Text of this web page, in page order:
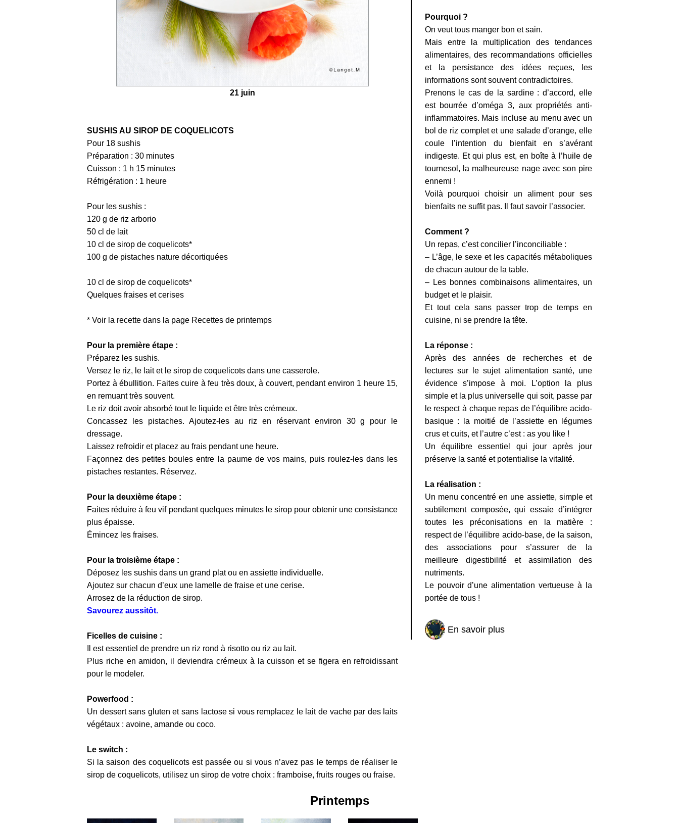
21 juin
SUSHIS AU SIROP DE COQUELICOTS
Pour 18 sushis
Préparation : 30 minutes
Cuisson : 1 h 15 minutes
Réfrigération : 1 heure
Pour les sushis :
120 g de riz arborio
50 cl de lait
10 cl de sirop de coquelicots*
100 g de pistaches nature décortiquées
10 cl de sirop de coquelicots*
Quelques fraises et cerises
* Voir la recette dans la page Recettes de printemps
Pour la première étape :
Préparez les sushis.
Versez le riz, le lait et le sirop de coquelicots dans une casserole.
Portez à ébullition. Faites cuire à feu très doux, à couvert, pendant environ 1 heure 15,
en remuant très souvent.
Le riz doit avoir absorbé tout le liquide et être très crémeux.
Concassez les pistaches. Ajoutez-les au riz en réservant environ 30 g pour le
dressage.
Laissez refroidir et placez au frais pendant une heure.
Façonnez des petites boules entre la paume de vos mains, puis roulez-les dans les
pistaches restantes. Réservez.
Pour la deuxième étape :
Faites réduire à feu vif pendant quelques minutes le sirop pour obtenir une consistance
plus épaisse.
Émincez les fraises.
Pour la troisième étape :
Déposez les sushis dans un grand plat ou en assiette individuelle.
Ajoutez sur chacun d’eux une lamelle de fraise et une cerise.
Arrosez de la réduction de sirop.
Savourez aussitôt.
Ficelles de cuisine :
Il est essentiel de prendre un riz rond à risotto ou riz au lait.
Plus riche en amidon, il deviendra crémeux à la cuisson et se figera en refroidissant
pour le modeler.
Powerfood :
Un dessert sans gluten et sans lactose si vous remplacez le lait de vache par des laits
végétaux : avoine, amande ou coco.
Le switch :
Si la saison des coquelicots est passée ou si vous n’avez pas le temps de réaliser le
sirop de coquelicots, utilisez un sirop de votre choix : framboise, fruits rouges ou fraise.
Pourquoi ?
On veut tous manger bon et sain.
Mais entre la multiplication des tendances
alimentaires, des recommandations officielles
et la persistance des idées reçues, les
informations sont souvent contradictoires.
Prenons le cas de la sardine : d’accord, elle
est bourrée d’oméga 3, aux propriétés anti-
inflammatoires. Mais incluse au menu avec un
bol de riz complet et une salade d’orange, elle
coule l’intention du bienfait en s’avérant
indigeste. Et qui plus est, en boîte à l’huile de
tournesol, la malheureuse nage avec son pire
ennemi !
Voilà pourquoi choisir un aliment pour ses
bienfaits ne suffit pas. Il faut savoir l’associer.
Comment ?
Un repas, c’est concilier l’inconciliable :
– L’âge, le sexe et les capacités métaboliques
de chacun autour de la table.
– Les bonnes combinaisons alimentaires, un
budget et le plaisir.
Et tout cela sans passer trop de temps en
cuisine, ni se prendre la tête.
La réponse :
Après des années de recherches et de
lectures sur le sujet alimentation santé, une
évidence s’impose à moi. L’option la plus
simple et la plus universelle qui soit, passe par
le respect à chaque repas de l’équilibre acido-
basique : la moitié de l’assiette en légumes
crus et cuits, et l’autre c’est : as you like !
Un équilibre essentiel qui jour après jour
préserve la santé et potentialise la vitalité.
La réalisation :
Un menu concentré en une assiette, simple et
subtilement composée, qui essaie d’intégrer
toutes les préconisations en la matière :
respect de l’équilibre acido-base, de la saison,
des associations pour s’assurer de la
meilleure digestibilité et assimilation des
nutriments.
Le pouvoir d’une alimentation vertueuse à la
portée de tous !
En savoir plus
Printemps